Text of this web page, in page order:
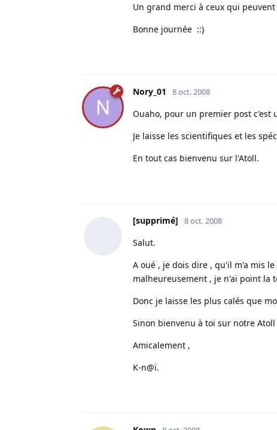
Un grand merci à ceux qui
Bonne journée ::)
N
Nory_01 8 oct. 2008
Ouaho, pour un premier post c'est
Je laisse les scientifiques et les
En tout cas bienvenu sur l'Atoll.
[supprimé] 8 oct. 2008
Salut.
A oué , je dois dire , qu'il m'a mis
malheureusement , je n'ai point la
Donc je laisse les plus calés que
Sinon bienvenu à toi sur notre
Amicalement ,
K-n@ï.